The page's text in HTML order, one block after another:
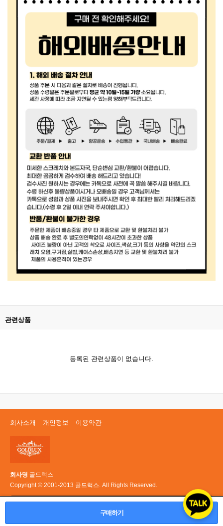
구매하기
관련상품
등록된 관련상품이 없습니다.
회사소개 개인정보 이용약관
회사명 골드럭스
Copyright © 2001-2013 골드럭스. All Rights Reserved.
PC 버전